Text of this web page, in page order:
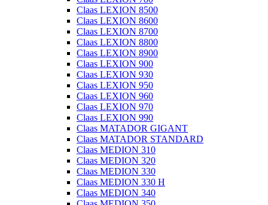
Claas LEXION 8500
Claas LEXION 8600
Claas LEXION 8700
Claas LEXION 8800
Claas LEXION 8900
Claas LEXION 900
Claas LEXION 930
Claas LEXION 950
Claas LEXION 960
Claas LEXION 970
Claas LEXION 990
Claas MATADOR GIGANT
Claas MATADOR STANDARD
Claas MEDION 310
Claas MEDION 320
Claas MEDION 330
Claas MEDION 330 H
Claas MEDION 340